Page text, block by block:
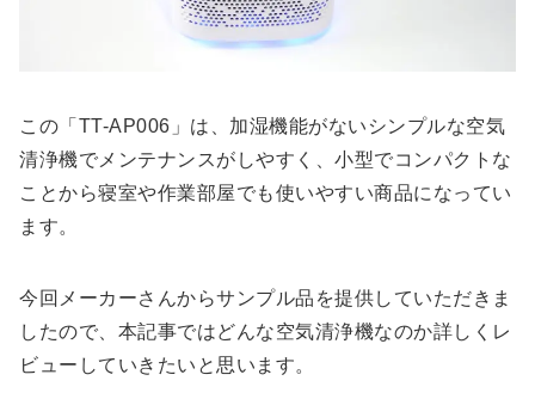
この「TT-AP006」は、加湿機能がないシンプルな空気
清浄機でメンテナンスがしやすく、小型でコンパクトな
ことから寝室や作業部屋でも使いやすい商品になってい
ます。
今回メーカーさんからサンプル品を提供していただきま
したので、本記事ではどんな空気清浄機なのか詳しくレ
ビューしていきたいと思います。